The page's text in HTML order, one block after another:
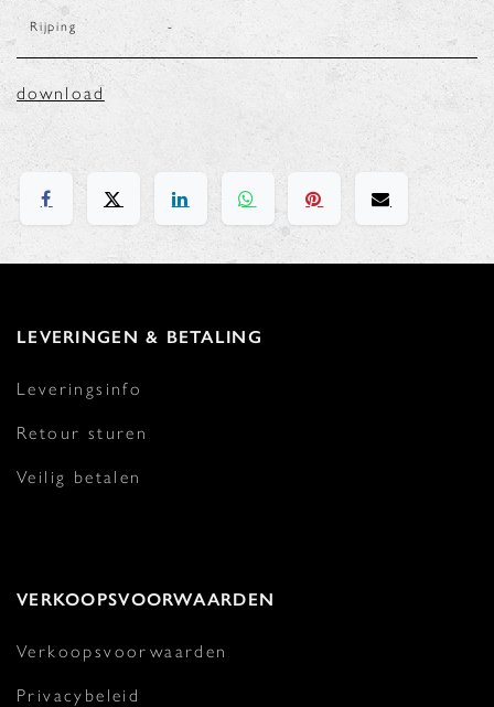
Rijping -
download
LEVERINGEN & BETALING
Leveringsinfo
Retour sturen
Veilig betalen
VERKOOPSVOORWAARDEN
Verkoopsvoorwaarden
Privacybeleid